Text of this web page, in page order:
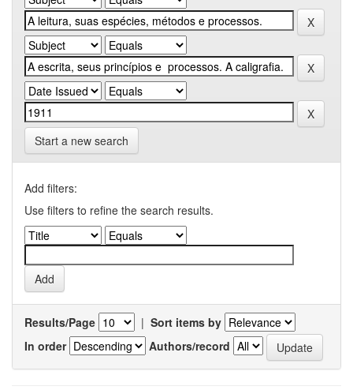
Start a new search
Add filters:
Use filters to refine the search results.
Results/Page | Sort items by
In order
Authors/record